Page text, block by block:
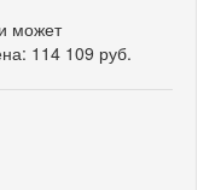
может
114 109 руб.